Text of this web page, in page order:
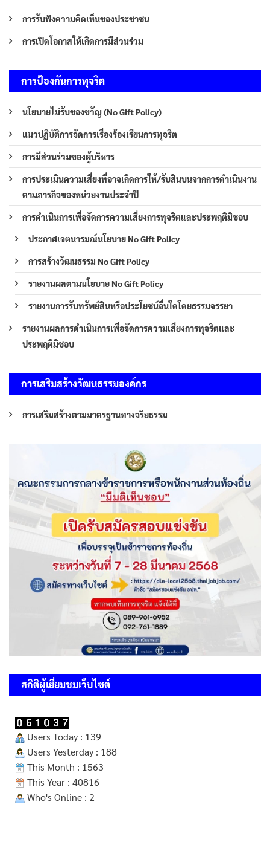
การรับฟังความคิดเห็นของประชาชน
การเปิดโอกาสให้เกิดการมีส่วนร่วม
การป้องกันการทุจริต
นโยบายไม่รับของขวัญ (No Gift Policy)
แนวปฏิบัติการจัดการเรื่องร้องเรียนการทุจริต
การมีส่วนร่วมของผู้บริหาร
การประเมินความเสี่ยงที่อาจเกิดการให้/รับสินบนจากการดำเนินงาน
ตามภารกิจของหน่วยงานประจำปี
การดำเนินการเพื่อจัดการความเสี่ยงการทุจริตและประพฤติมิชอบ
ประกาศเจตนารมณ์นโยบาย No Gift Policy
การสร้างวัฒนธรรม No Gift Policy
รายงานผลตามนโยบาย No Gift Policy
รายงานการรับทรัพย์สินหรือประโยชน์อื่นใดโดยธรรมจรรยา
รายงานผลการดำเนินการเพื่อจัดการความเสี่ยงการทุจริตและ
ประพฤติมิชอบ
การเสริมสร้างวัฒนธรรมองค์กร
การเสริมสร้างตามมาตรฐานทางจริยธรรม
สถิติผู้เยี่ยมชมเว็บไซต์
Users Today : 139
Users Yesterday : 188
This Month : 1563
This Year : 40816
Who's Online : 2